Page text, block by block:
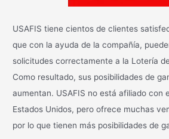
USAFIS tiene cientos de clientes
que con la ayuda de la compañía,
solicitudes correctamente a la Lotería
Como resultado, sus posibilidades de
aumentan. USAFIS no está afiliado con
Estados Unidos, pero ofrece muchas
por lo que tienen más posibilidades de